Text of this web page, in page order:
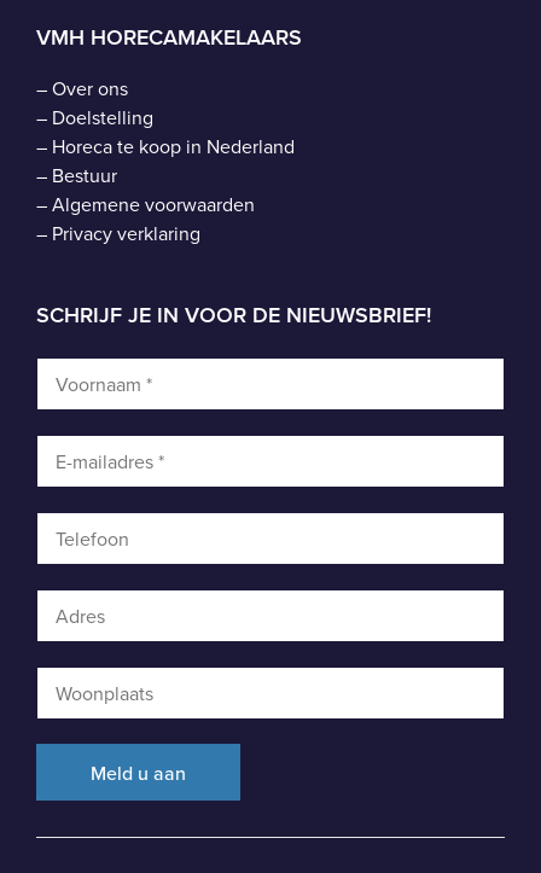
VMH HORECAMAKELAARS
–Over ons
– Doelstelling
– Horeca te koop in Nederland
– Bestuur
–Algemene voorwaarden
– Privacy verklaring
SCHRIJF JE IN VOOR DE NIEUWSBRIEF!